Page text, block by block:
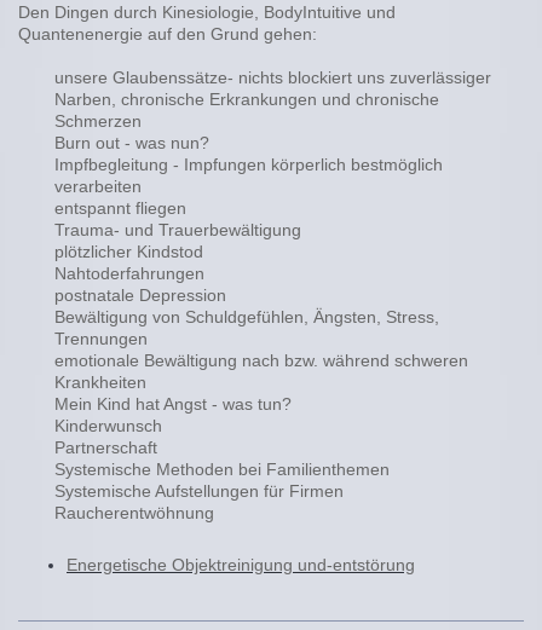
Den Dingen durch Kinesiologie, BodyIntuitive und
Quantenenergie auf den Grund gehen:
unsere Glaubenssätze- nichts blockiert uns zuverlässiger
Narben, chronische Erkrankungen und chronische
Schmerzen
Burn out - was nun?
Impfbegleitung - Impfungen körperlich bestmöglich
verarbeiten
entspannt fliegen
Trauma- und Trauerbewältigung
plötzlicher Kindstod
Nahtoderfahrungen
postnatale Depression
Bewältigung von Schuldgefühlen, Ängsten, Stress,
Trennungen
emotionale Bewältigung nach bzw. während schweren
Krankheiten
Mein Kind hat Angst - was tun?
Kinderwunsch
Partnerschaft
Systemische Methoden bei Familienthemen
Systemische Aufstellungen für Firmen
Raucherentwöhnung
Energetische Objektreinigung und-entstörung